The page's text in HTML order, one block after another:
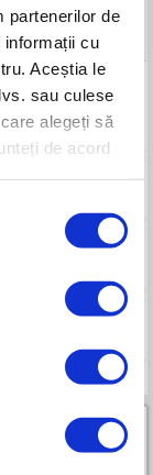
partenerilor de
informații cu
Aceștia le
sau culese
alegeți să
de acord
Rolă lanț 3/8 1.3 PM
903-100R